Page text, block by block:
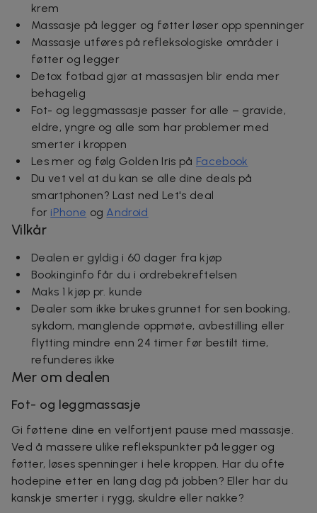
krem
Massasje på legger og føtter løser opp spenninger
Massasje utføres på refleksologiske områder i
føtter og legger
Detox fotbad gjør at massasjen blir enda mer
behagelig
Fot- og leggmassasje passer for alle – gravide,
eldre, yngre og alle som har problemer med
smerter i kroppen
Les mer og følg Golden Iris på Facebook
Du vet vel at du kan se alle dine deals på
smartphonen? Last ned Let's deal
for iPhone og Android
Vilkår
Dealen er gyldig i 60 dager fra kjøp
Bookinginfo får du i ordrebekreftelsen
Maks 1 kjøp pr. kunde
Dealer som ikke brukes grunnet for sen booking,
sykdom, manglende oppmøte, avbestilling eller
flytting mindre enn 24 timer før bestilt time,
refunderes ikke
Mer om dealen
Fot- og leggmassasje
Gi føttene dine en velfortjent pause med massasje.
Ved å massere ulike reflekspunkter på legger og
føtter, løses spenninger i hele kroppen. Har du ofte
hodepine etter en lang dag på jobben? Eller har du
kanskje smerter i rygg, skuldre eller nakke?